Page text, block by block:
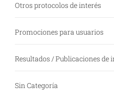
Otros protocolos de interés
Promociones para usuarios
Resultados / Publicaciones de
Sin Categoría